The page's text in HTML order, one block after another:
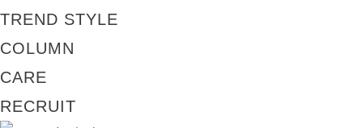
TREND STYLE
COLUMN
CARE
RECRUIT